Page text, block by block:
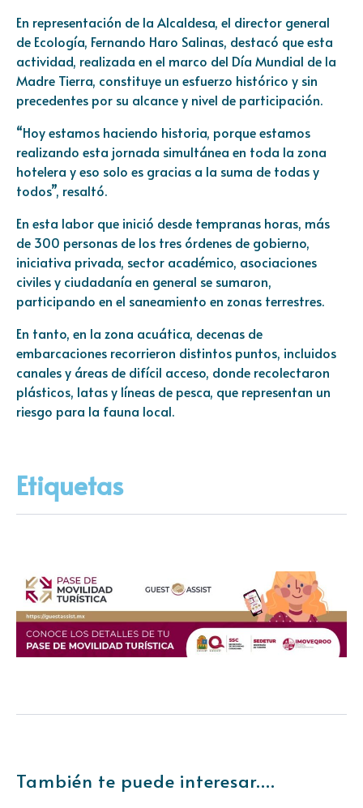
En representación de la Alcaldesa, el director general
de Ecología, Fernando Haro Salinas, destacó que esta
actividad, realizada en el marco del Día Mundial de la
Madre Tierra, constituye un esfuerzo histórico y sin
precedentes por su alcance y nivel de participación.
“Hoy estamos haciendo historia, porque estamos
realizando esta jornada simultánea en toda la zona
hotelera y eso solo es gracias a la suma de todas y
todos”, resaltó.
En esta labor que inició desde tempranas horas, más
de 300 personas de los tres órdenes de gobierno,
iniciativa privada, sector académico, asociaciones
civiles y ciudadanía en general se sumaron,
participando en el saneamiento en zonas terrestres.
En tanto, en la zona acuática, decenas de
embarcaciones recorrieron distintos puntos, incluidos
canales y áreas de difícil acceso, donde recolectaron
plásticos, latas y líneas de pesca, que representan un
riesgo para la fauna local.
Etiquetas
También te puede interesar....